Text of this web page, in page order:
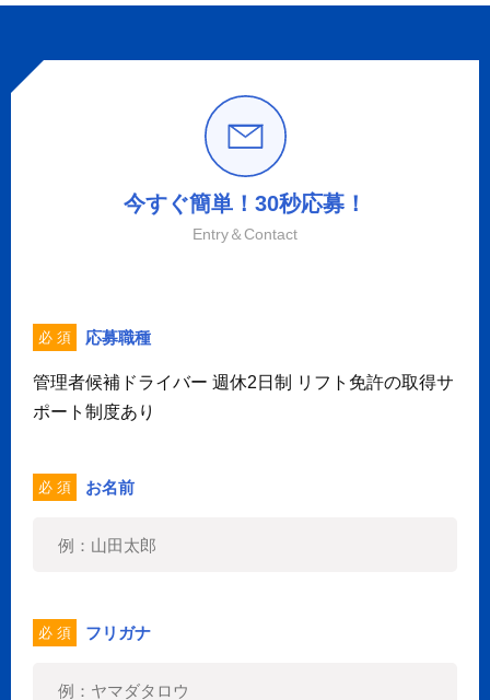
今すぐ簡単！30秒応募！
Entry＆Contact
必 須 応募職種
管理者候補ドライバー 週休2日制 リフト免許の取得サ
ポート制度あり
必 須 お名前
必 須 フリガナ